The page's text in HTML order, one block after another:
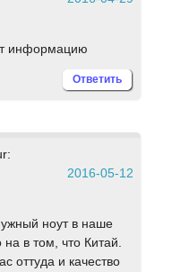
информацию
Ответить
2016-05-12
ноут в наше
в том, что Китай.
оттуда и качество